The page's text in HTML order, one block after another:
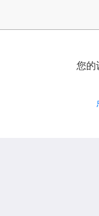
您的